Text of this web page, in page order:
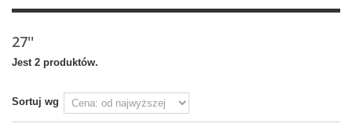
27''
Jest 2 produktów.
Sortuj wg